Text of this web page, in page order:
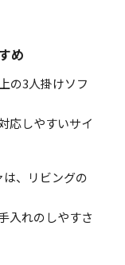
め
の3人掛けソフ
応しやすいサイ
、リビングの
入れのしやすさ